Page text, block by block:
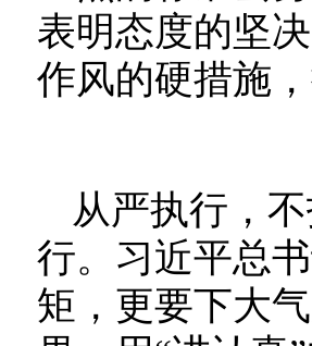
表明态度的坚
作风的硬措施
从严执行，
行。习近平总
矩，更要下大